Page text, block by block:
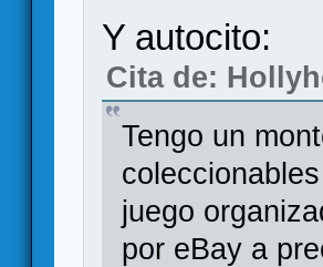
Y autocito:
Cita de:
Tengo un
juego
por eBay a